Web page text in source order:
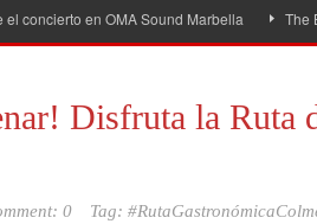
OMA Sound Marbella The Burger Cup
Disfruta la Ruta
0 Tag: